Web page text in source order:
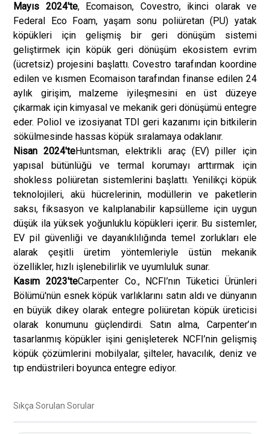
Mayıs 2024'te, Ecomaison, Covestro, ikinci olarak ve
Federal Eco Foam, yaşam sonu poliüretan (PU) yatak
köpükleri için gelişmiş bir geri dönüşüm sistemi
geliştirmek için köpük geri dönüşüm ekosistem evrim
(ücretsiz) projesini başlattı. Covestro tarafından koordine
edilen ve kısmen Ecomaison tarafından finanse edilen 24
aylık girişim, malzeme iyileşmesini en üst düzeye
çıkarmak için kimyasal ve mekanik geri dönüşümü entegre
eder. Poliol ve izosiyanat TDI geri kazanımı için bitkilerin
sökülmesinde hassas köpük sıralamaya odaklanır.
Nisan 2024'teHuntsman, elektrikli araç (EV) piller için
yapısal bütünlüğü ve termal korumayı arttırmak için
shokless poliüretan sistemlerini başlattı. Yenilikçi köpük
teknolojileri, akü hücrelerinin, modüllerin ve paketlerin
saksı, fiksasyon ve kalıplanabilir kapsülleme için uygun
düşük ila yüksek yoğunluklu köpükleri içerir. Bu sistemler,
EV pil güvenliği ve dayanıklılığında temel zorlukları ele
alarak çeşitli üretim yöntemleriyle üstün mekanik
özellikler, hızlı işlenebilirlik ve uyumluluk sunar.
Kasım 2023'teCarpenter Co., NCFI’nın Tüketici Ürünleri
Bölümü'nün esnek köpük varlıklarını satın aldı ve dünyanın
en büyük dikey olarak entegre poliüretan köpük üreticisi
olarak konumunu güçlendirdi. Satın alma, Carpenter’ın
tasarlanmış köpükler işini genişleterek NCFI’nin gelişmiş
köpük çözümlerini mobilyalar, şilteler, havacılık, deniz ve
tıp endüstrileri boyunca entegre ediyor.
Sıkça Sorulan Sorular